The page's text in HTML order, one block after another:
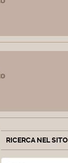
RICERCA NEL SITO
Cerca